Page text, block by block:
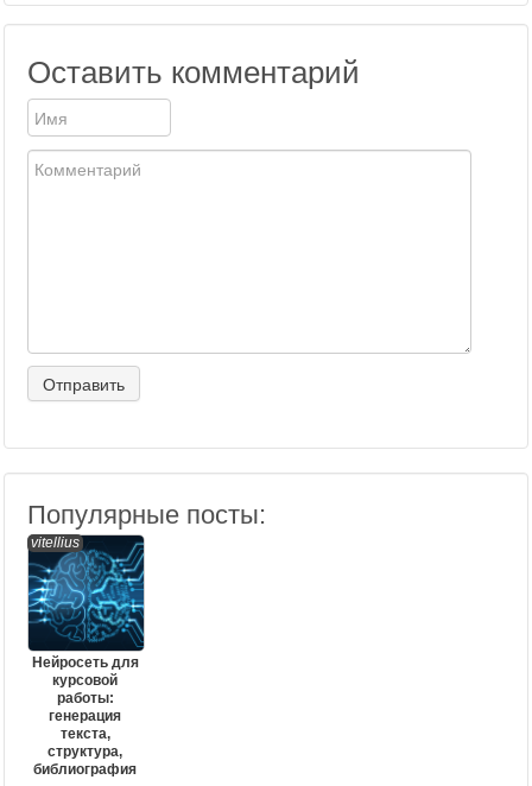
Оставить комментарий
Популярные посты:
vitellius
Нейросеть для
курсовой
работы:
генерация
текста,
структура,
библиография